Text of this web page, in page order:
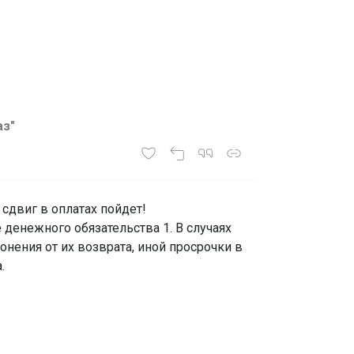
в оплатах пойдет!
обязательства 1. В случаях
от их возврата, иной просрочки в